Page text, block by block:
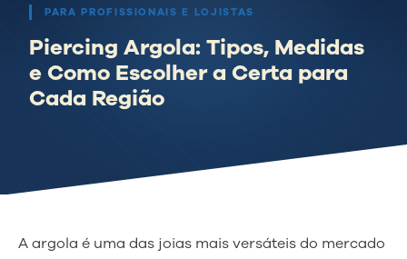
PARA PROFISSIONAIS E LOJISTAS
Piercing Argola: Tipos, Medidas
e Como Escolher a Certa para
Cada Região
A argola é uma das joias mais versáteis do mercado